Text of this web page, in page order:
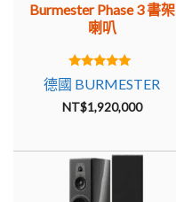
Burmester Phase 3 書架
喇叭
5.00
out of 5
德國 BURMESTER
NT$1,920,000